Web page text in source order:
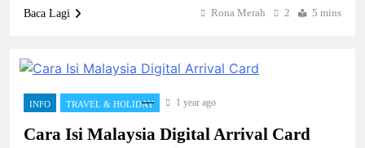
Baca Lagi Rona Merah 2 5 mins
INFO TRAVEL & HOLIDAY 1 year ago
Cara Isi Malaysia Digital Arrival Card